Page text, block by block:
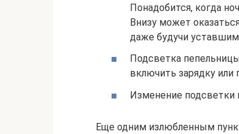
Понадобится, когда
Внизу может
даже будучи
Подсветка
включить зарядку или
Изменение подсветки
Еще одним излюбленным